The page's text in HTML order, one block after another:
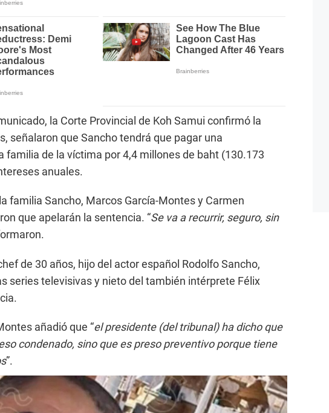
la Corte Provincial de Koh Samui confirmó la
señalaron que Sancho tendrá que pagar una
familia de la víctima por 4,4 millones de baht (130.173
anuales.
familia Sancho, Marcos García-Montes y Carmen
que apelarán la sentencia. “Se va a recurrir, seguro, sin
de 30 años, hijo del actor español Rodolfo Sancho,
series televisivas y nieto del también intérprete Félix
añadió que “el presidente (del tribunal) ha dicho que
condenado, sino que es preso preventivo porque tiene
”.